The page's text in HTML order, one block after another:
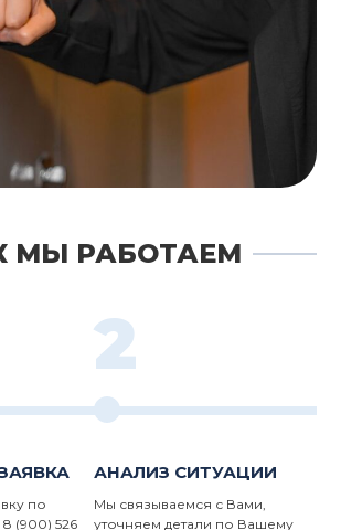
МЫ РАБОТАЕМ
по
(900) 526
2
АНАЛИЗ СИТУАЦИИ
Мы связываемся с Вами,
уточняем детали по Вашему